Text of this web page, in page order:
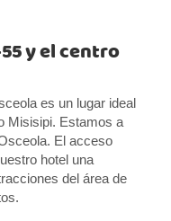
y el centro
es un lugar ideal
Misisipi. Estamos a
El acceso
hotel una
del área de